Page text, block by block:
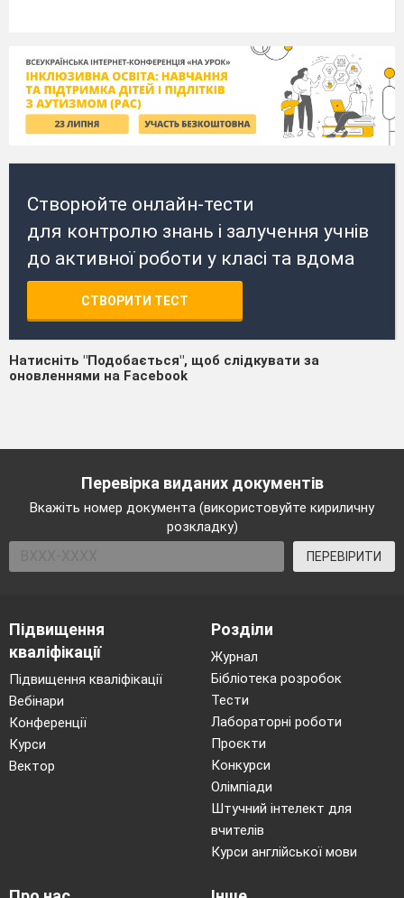
Створюйте онлайн-тести
для контролю знань і залучення учнів
до активної роботи у класі та вдома
СТВОРИТИ ТЕСТ
Натисніть "Подобається", щоб слідкувати за
оновленнями на Facebook
Перевірка виданих документів
Вкажіть номер документа (використовуйте кириличну
розкладку)
ПЕРЕВІРИТИ
Підвищення
кваліфікації
Підвищення кваліфікації
Вебінари
Конференції
Курси
Вектор
Розділи
Журнал
Бібліотека розробок
Тести
Лабораторні роботи
Проєкти
Конкурси
Олімпіади
Штучний інтелект для
вчителів
Курси англійської мови